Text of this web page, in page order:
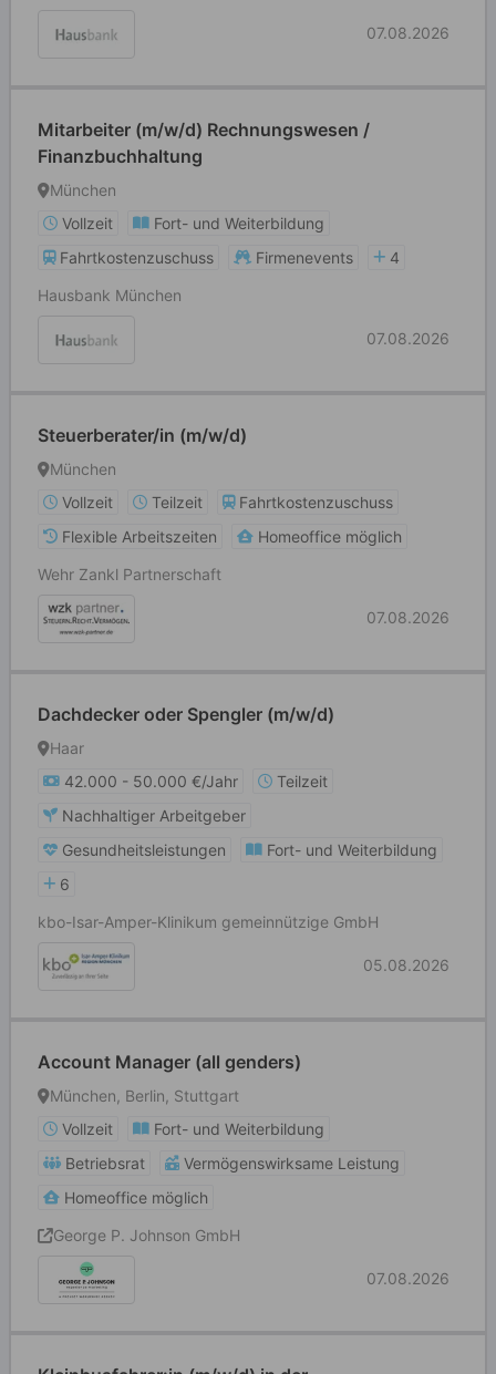
07.08.2026
Mitarbeiter (m/w/d) Rechnungswesen /
Finanzbuchhaltung
München
Vollzeit
Fort- und Weiterbildung
Fahrtkostenzuschuss
Firmenevents
4
Hausbank München
07.08.2026
Steuerberater/in (m/w/d)
München
Vollzeit
Teilzeit
Fahrtkostenzuschuss
Flexible Arbeitszeiten
Homeoffice möglich
Wehr Zankl Partnerschaft
07.08.2026
Dachdecker oder Spengler (m/w/d)
Haar
42.000 - 50.000 €/Jahr
Teilzeit
Nachhaltiger Arbeitgeber
Gesundheitsleistungen
Fort- und Weiterbildung
6
kbo-Isar-Amper-Klinikum gemeinnützige GmbH
05.08.2026
Account Manager (all genders)
München, Berlin, Stuttgart
Vollzeit
Fort- und Weiterbildung
Betriebsrat
Vermögenswirksame Leistung
Homeoffice möglich
George P. Johnson GmbH
07.08.2026